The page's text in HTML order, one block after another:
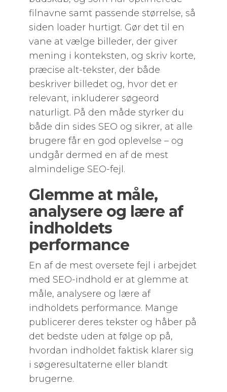
filnavne samt passende størrelse, så
siden loader hurtigt. Gør det til en
vane at vælge billeder, der giver
mening i konteksten, og skriv korte,
præcise alt-tekster, der både
beskriver billedet og, hvor det er
relevant, inkluderer søgeord
naturligt. På den måde styrker du
både din sides SEO og sikrer, at alle
brugere får en god oplevelse – og
undgår dermed en af de mest
almindelige SEO-fejl.
Glemme at måle,
analysere og lære af
indholdets
performance
En af de mest oversete fejl i arbejdet
med SEO-indhold er at glemme at
måle, analysere og lære af
indholdets performance. Mange
publicerer deres tekster og håber på
det bedste uden at følge op på,
hvordan indholdet faktisk klarer sig
i søgeresultaterne eller blandt
brugerne.